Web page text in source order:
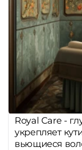
Royal Care -
укрепляет
вьющиеся